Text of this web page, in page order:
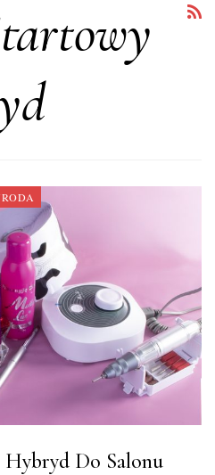
Do Salonu